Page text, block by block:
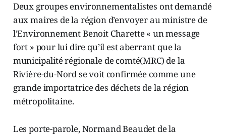
Deux groupes environnementalistes ont demandé
aux maires de la région d’envoyer au ministre de
l’Environnement Benoit Charette « un message
fort » pour lui dire qu’il est aberrant que la
municipalité régionale de comté(MRC) de la
Rivière-du-Nord se voit confirmée comme une
grande importatrice des déchets de la région
métropolitaine.
Les porte-parole, Normand Beaudet de la